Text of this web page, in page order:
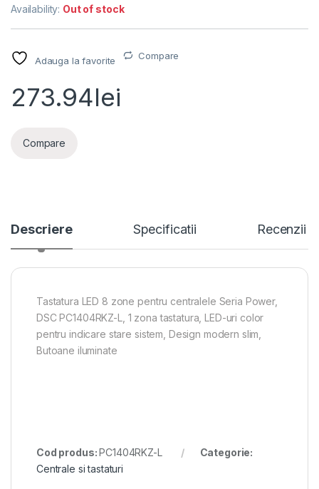
Availability: Out of stock
Adauga la favorite Compare
273.94lei
Compare
Descriere Specificatii Recenzii
Tastatura LED 8 zone pentru centralele Seria Power,
DSC PC1404RKZ-L, 1 zona tastatura, LED-uri color
pentru indicare stare sistem, Design modern slim,
Butoane iluminate
Cod produs:PC1404RKZ-L
Categorie:
Centrale si tastaturi